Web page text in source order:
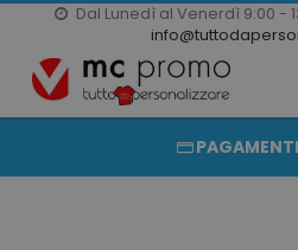
Dal Lunedì al Venerdì 9:00 -
Salta
al
contenuto
20000
PRODOTTI